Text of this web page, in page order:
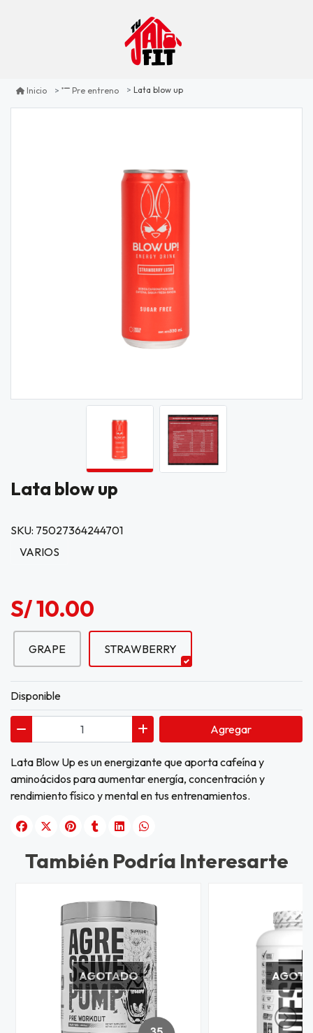
Inicio Pre entreno Lata blow up
Lata blow up
SKU: 75027364244701
VARIOS
S/ 10.00
GRAPE STRAWBERRY
Disponible
Agregar
Lata Blow Up es un energizante que aporta cafeína y
aminoácidos para aumentar energía, concentración y
rendimiento físico y mental en tus entrenamientos.
También Podría Interesarte
AGOTADO